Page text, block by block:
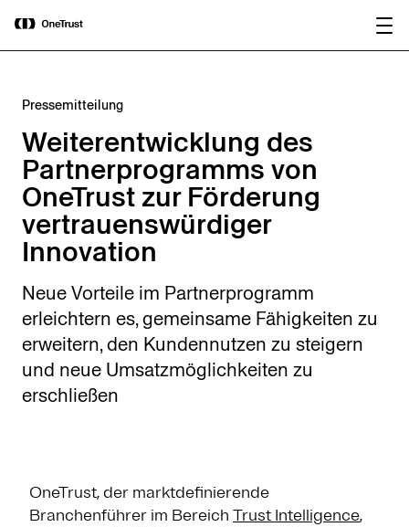
OneTrust als „Visionär“ im Gartner®
Magic Quadrant™ 2026 für
Plattformen zur KI-Governance
Pressemitteilung
Weiterentwicklung des
Partnerprogramms von
OneTrust zur Förderung
vertrauenswürdiger
Innovation
Neue Vorteile im Partnerprogramm
erleichtern es, gemeinsame Fähigkeiten zu
erweitern, den Kundennutzen zu steigern
und neue Umsatzmöglichkeiten zu
erschließen
OneTrust, der marktdefinierende
Branchenführer im Bereich Trust Intelligence,